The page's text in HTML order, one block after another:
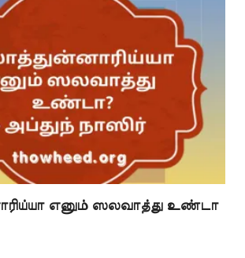
எனும் ஸலவாத்து உண்டா